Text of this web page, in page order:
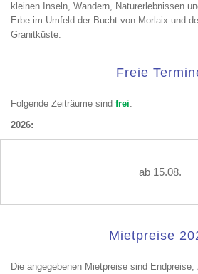
kleinen Inseln, Wandern, Naturerlebnissen
Erbe im Umfeld der Bucht von Morlaix und
Granitküste.
Freie
Folgende Zeiträume sind frei.
2026:
ab 15.08.
Mietpreise
Die angegebenen Mietpreise sind Endpreise,